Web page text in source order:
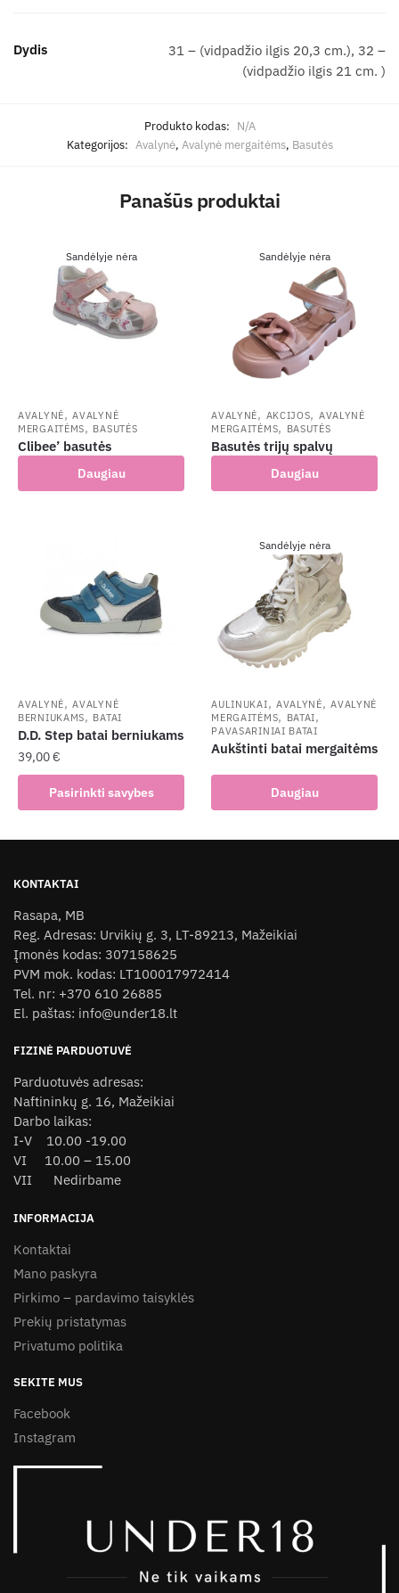
Dydis
31 – (vidpadžio ilgis 20,3 cm.), 32 –
(vidpadžio ilgis 21 cm. )
Produkto kodas: N/A
Kategorijos: Avalynė, Avalynė mergaitėms, Basutės
Panašūs produktai
Sandėlyje nėra
AVALYNĖ,AVALYNĖ
MERGAITĖMS, BASUTĖS
Clibee’ basutės
Daugiau
Sandėlyje nėra
AVALYNĖ, AKCIJOS, AVALYNĖ
MERGAITĖMS, BASUTĖS
Basutės trijų spalvų
Daugiau
AVALYNĖ,AVALYNĖ
BERNIUKAMS, BATAI
D.D. Step batai berniukams
39,00€
Pasirinkti savybes
product
The
options
may
be
chosen
on
the
product
Sandėlyje nėra
AULINUKAI, AVALYNĖ,AVALYNĖ
MERGAITĖMS, BATAI,
PAVASARINIAI BATAI
Aukštinti batai mergaitėms
Daugiau
KONTAKTAI
Rasapa, MB
Reg. Adresas: Urvikių g. 3, LT-89213, Mažeikiai
Įmonės kodas: 307158625
PVM mok. kodas: LT100017972414
Tel. nr: +370 610 26885
El. paštas: info@under18.lt
FIZINĖ PARDUOTUVĖ
Parduotuvės adresas:
Naftininkų g. 16, Mažeikiai
Darbo laikas:
I-V 10.00 -19.00
VI 10.00 – 15.00
VII Nedirbame
INFORMACIJA
Kontaktai
Mano paskyra
Pirkimo – pardavimo taisyklės
Prekių pristatymas
Privatumo politika
SEKITE MUS
Facebook
Instagram